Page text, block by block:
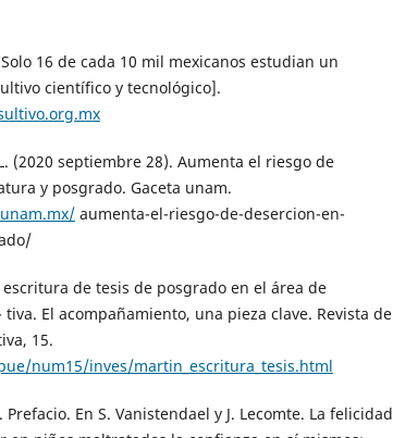
Solo 16 de cada 10 mil mexicanos estudian un
científico y tecnológico].
(2020 septiembre 28). Aumenta el riesgo de
y posgrado. Gaceta unam.
aumenta-el-riesgo-de-desercion-en-
escritura de tesis de posgrado en el área de
El acompañamiento, una pieza clave. Revista de
15.
num15/inves/martin_escritura_tesis.html
En S. Vanistendael y J. Lecomte. La felicidad